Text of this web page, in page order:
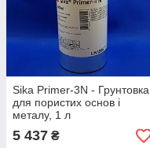
Sika Primer-3N - Грунтовка
для пористих основ і
металу, 1 л
5 437 ₴